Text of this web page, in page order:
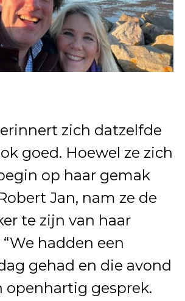
zich datzelfde
goed. Hoewel ze zich
op haar gemak
Jan, nam ze de
te zijn van haar
hadden een
gehad en die avond
openhartig gesprek.